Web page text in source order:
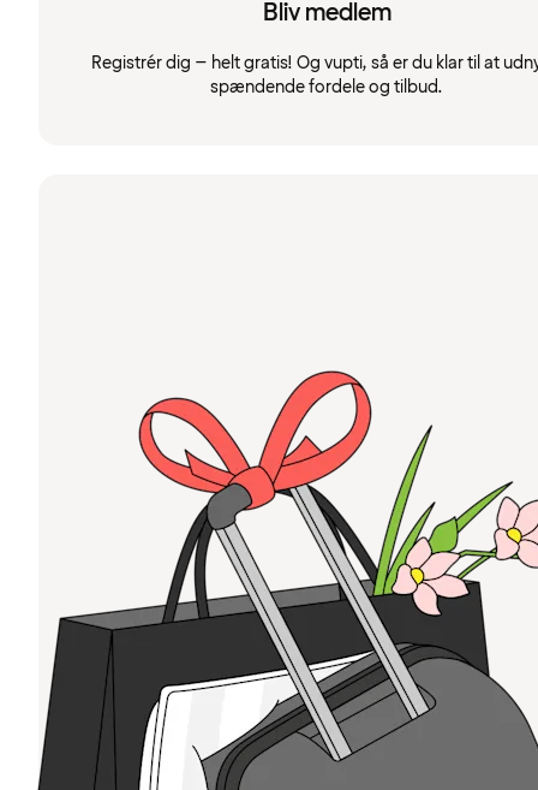
Bliv medlem
Registrér dig – helt gratis! Og vupti, så er du klar til at
spændende fordele og tilbud.